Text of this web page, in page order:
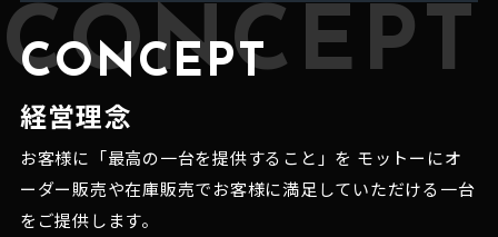
CONCEPT
CONCEPT
経営理念
お客様に「最高の一台を提供すること」を モットーにオ
ーダー販売や在庫販売でお客様に満足していただける一台
をご提供します。